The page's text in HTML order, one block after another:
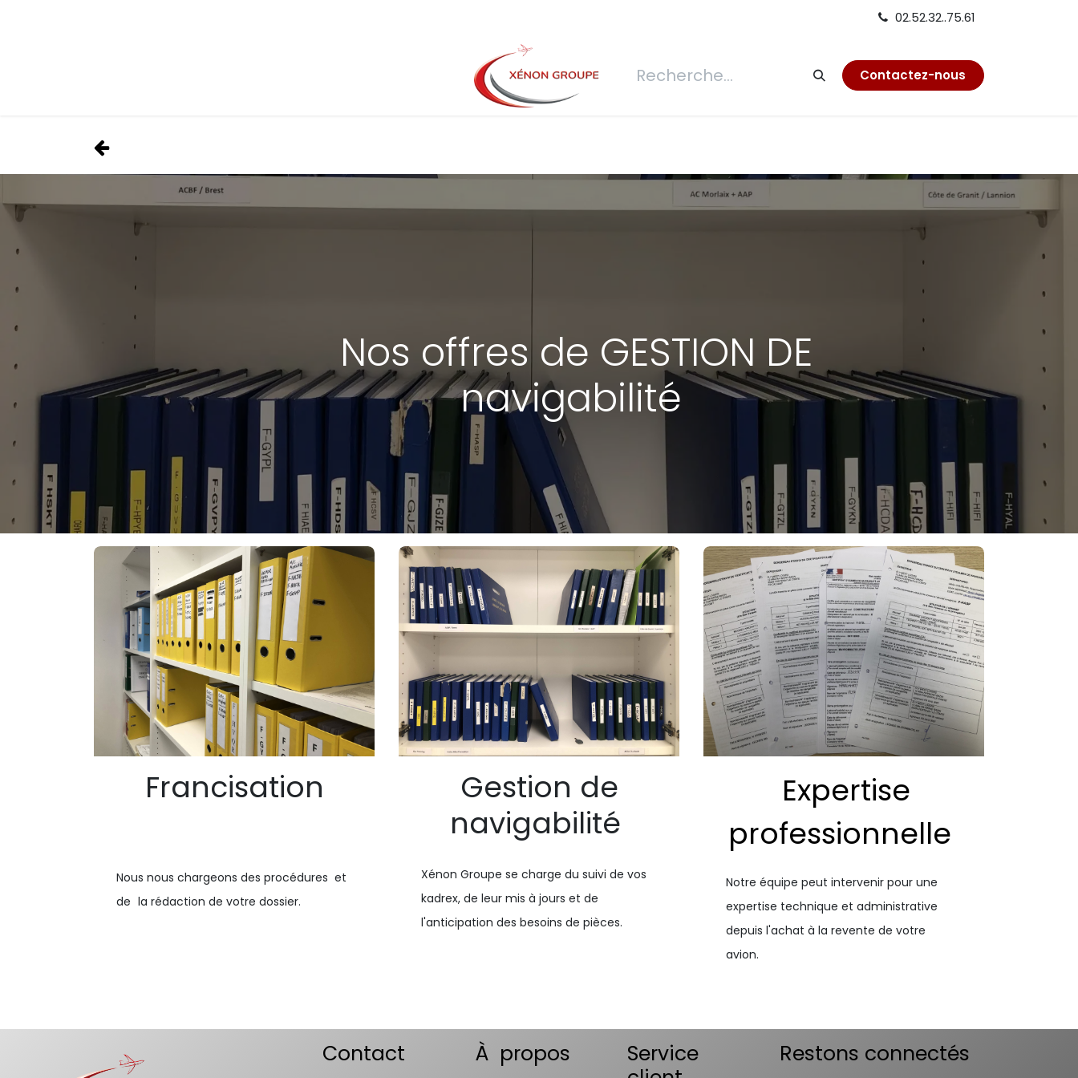
02.52.32..75.61
Demande de devis Connexion Réfection Contactez-nous
Nos offres de GESTION DE
navigabilité
Francisation
Nous nous chargeons des procédures et
de la rédaction de votre dossier.
Gestion de
navigabilité
Xénon Groupe se charge du suivi de vos
kadrex, de leur mis à jours et de
l'anticipation des besoins de pièces.
Expertise
professionnelle
Notre équipe peut intervenir pour une
expertise technique et administrative
depuis l'achat à la revente de votre
avion.
Contact À propos
Service
Restons connectés